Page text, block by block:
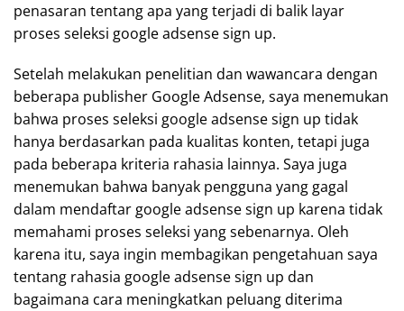
penasaran tentang apa yang terjadi di balik layar
proses seleksi google adsense sign up.
Setelah melakukan penelitian dan wawancara dengan
beberapa publisher Google Adsense, saya menemukan
bahwa proses seleksi google adsense sign up tidak
hanya berdasarkan pada kualitas konten, tetapi juga
pada beberapa kriteria rahasia lainnya. Saya juga
menemukan bahwa banyak pengguna yang gagal
dalam mendaftar google adsense sign up karena tidak
memahami proses seleksi yang sebenarnya. Oleh
karena itu, saya ingin membagikan pengetahuan saya
tentang rahasia google adsense sign up dan
bagaimana cara meningkatkan peluang diterima